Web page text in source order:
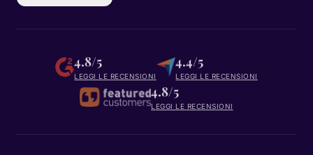
4.8/5
LEGGI LE RECENSIONI
4.4/5
LEGGI LE RECENSIONI
4.8/5
LEGGI LE RECENSIONI